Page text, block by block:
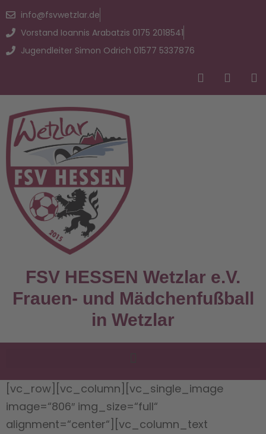
info@fsvwetzlar.de
Vorstand Ioannis Arabatzis 0175 2018541
Jugendleiter Simon Odrich 01577 5337876
FSV HESSEN Wetzlar e.V.
Frauen- und Mädchenfußball
in Wetzlar
[vc_row][vc_column][vc_single_image
image=“806″ img_size=“full“
alignment=“center“][vc_column_text